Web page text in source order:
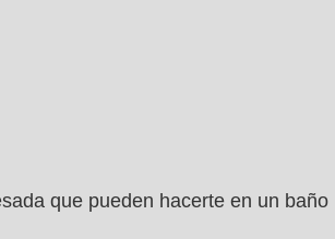
que pueden hacerte en un baño